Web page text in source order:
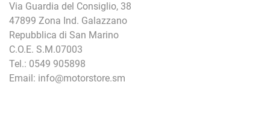
Via Guardia del Consiglio, 38
47899 Zona Ind. Galazzano
Repubblica di San Marino
C.O.E. S.M.07003
Tel.: 0549 905898
Email: info@motorstore.sm